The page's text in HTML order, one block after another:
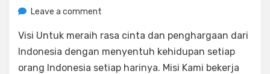
byRediyus Putra
Leave a comment
PT
Unilever
Indonesia
Visi Untuk meraih rasa cinta dan penghargaan dari
Indonesia dengan menyentuh kehidupan setiap
orang Indonesia setiap harinya. Misi Kami bekerja